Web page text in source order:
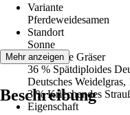
Variante
Pferdeweidesamen
Standort
Sonne
Enthaltene Gräser
36 % Spätdiploides
Deutsches
3 % Kriechendes
Eigenschaft
Mehr anzeigen
Beschreibung